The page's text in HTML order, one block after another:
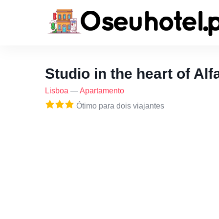
Studio in the heart of
Lisboa —Apartamento
Ótimo para dois viajantes